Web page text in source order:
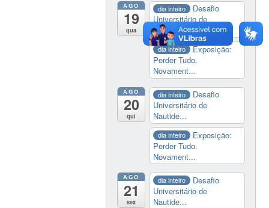
AGO
19
qua
dia inteiro
Desafio
Universitário de
Nautide...
dia inteiro
Exposição:
Perder Tudo.
Novament...
AGO
20
qui
dia inteiro
Desafio
Universitário de
Nautide...
dia inteiro
Exposição:
Perder Tudo.
Novament...
AGO
21
sex
dia inteiro
Desafio
Universitário de
Nautide...